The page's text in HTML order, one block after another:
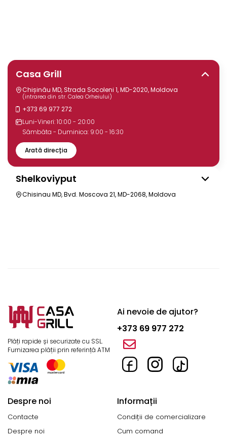
Casa Grill
Chișinău MD, Strada Socoleni 1, MD-2020, Moldova
(intrarea din str. Calea Orheiului)
+373 69 977 272
Luni-Vineri: 10:00 - 20:00
Sâmbăta - Duminica: 9:00 - 16:30
Arată direcția
Shelkoviyput
Chisinau MD, Bvd. Moscova 21, MD-2068, Moldova
Plăți rapide și securizate cu SSL.
Furnizarea plății prin referință ATM
Ai nevoie de ajutor?
+373 69 977 272
Despre noi
Contacte
Despre noi
Informații
Condiții de comercializare
Cum comand